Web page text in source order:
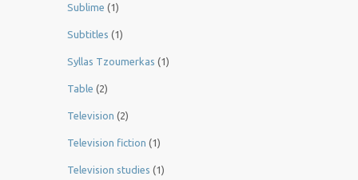
Sublime (1)
Subtitles (1)
Syllas Tzoumerkas (1)
Table (2)
Television (2)
Television fiction (1)
Television studies (1)